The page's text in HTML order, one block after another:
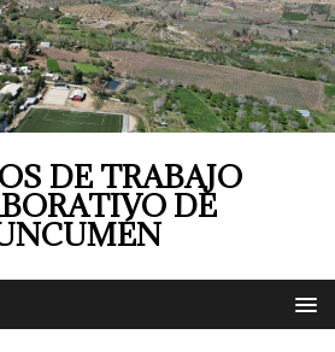
DE TRABAJO
DE